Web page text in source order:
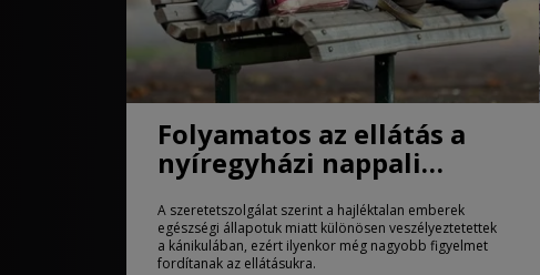
Folyamatos az ellátás a
nyíregyházi nappali
melegedőben
A szeretetszolgálat szerint a hajléktalan emberek
egészségi állapotuk miatt különösen veszélyeztetettek
a kánikulában, ezért ilyenkor még nagyobb figyelmet
fordítanak az ellátásukra.